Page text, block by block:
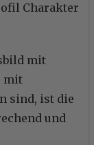
Charakter
mit
mit
sind, ist die
und